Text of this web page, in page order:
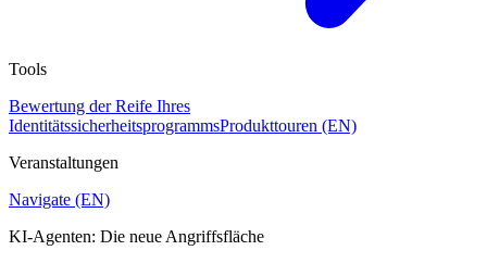
Tools
Bewertung der Reife Ihres
IdentitätssicherheitsprogrammsProdukttouren (EN)
Veranstaltungen
Navigate (EN)
KI-Agenten: Die neue Angriffsfläche